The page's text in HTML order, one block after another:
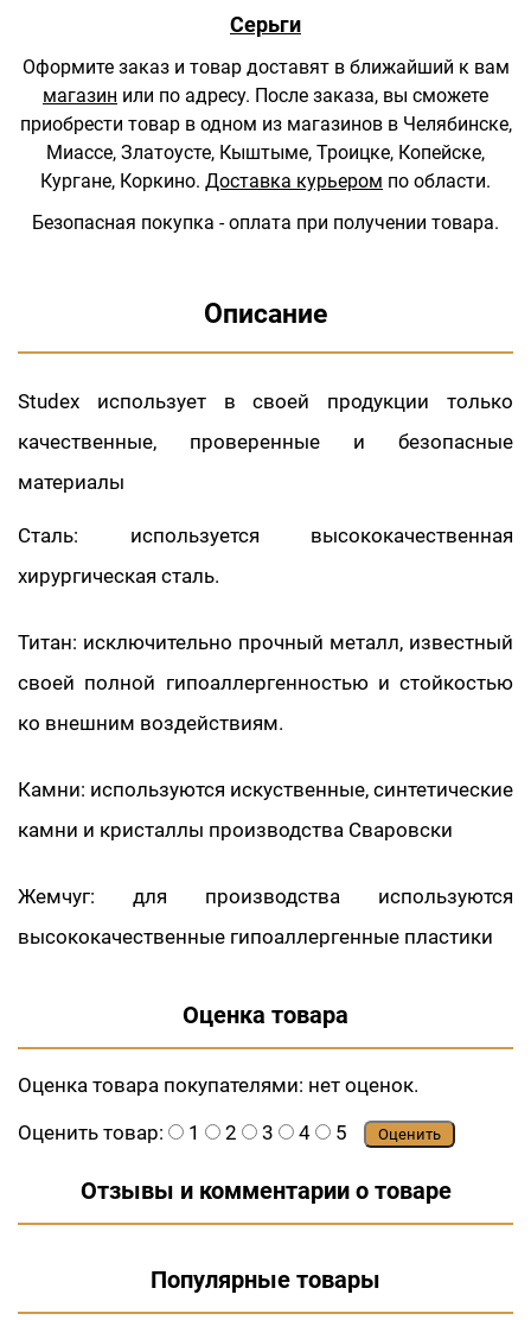
Серьги
Оформите заказ и товар доставят в ближайший к вам
магазин или по адресу. После заказа, вы сможете
приобрести товар в одном из магазинов в Челябинске,
Миассе, Златоусте, Кыштыме, Троицке, Копейске,
Кургане, Коркино. Доставка курьером по области.
Безопасная покупка - оплата при получении товара.
Описание
Studex использует в своей продукции только
качественные, проверенные и безопасные
материалы
Сталь: используется высококачественная
хирургическая сталь.
Титан: исключительно прочный металл, известный
своей полной гипоаллергенностью и стойкостью
ко внешним воздействиям.
Камни: используются искуственные, синтетические
камни и кристаллы производства Сваровски
Жемчуг: для производства используются
высококачественные гипоаллергенные пластики
Оценка товара
Оценка товара покупателями: нет оценок.
Оценить товар:
1 2 3 4 5 Оценить
Отзывы и комментарии о товаре
Популярные товары